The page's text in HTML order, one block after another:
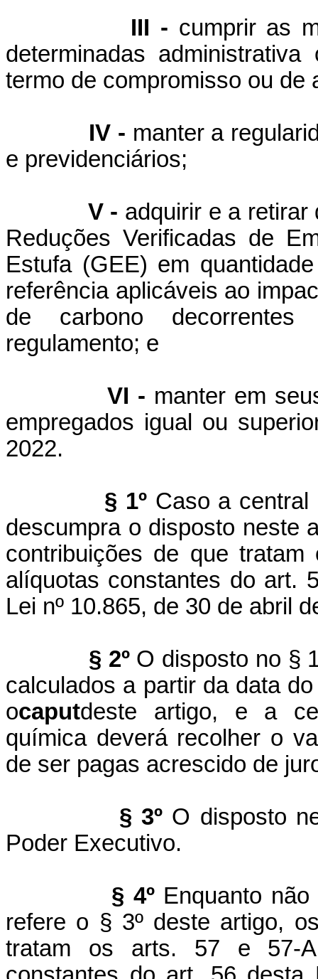
III - cumprir as
determinadas
termo de compromisso ou de
IV - manter a
e previdenciários;
V - adquirir e a
Reduções Verificadas de
Estufa (GEE) em
referência aplicáveis ao
de carbono
regulamento; e
VI - manter em
empregados igual ou
2022.
§ 1º Caso a central
descumpra o disposto neste
contribuições de que
alíquotas constantes do art.
Lei nº 10.865, de 30 de abril
§ 2ºO disposto no §
calculados a partir da data
ocaputdeste artigo, e a
química deverá recolher o
de ser pagas acrescido de
§ 3ºO disposto
Poder Executivo.
§ 4ºEnquanto não
refere o § 3º deste artigo,
tratam os arts. 57 e 57-A